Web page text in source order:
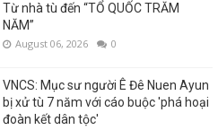
Từ nhà tù đến “TỔ QUỐC TRĂM
NĂM”
August 06, 2026 0
VNCS: Mục sư người Ê Đê Nuen Ayun
bị xử tù 7 năm với cáo buộc 'phá hoại
đoàn kết dân tộc'